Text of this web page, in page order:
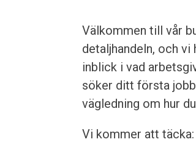
Välkommen till vår
detaljhandeln, och
inblick i vad
söker ditt första
vägledning om hur
Vi kommer att täcka: